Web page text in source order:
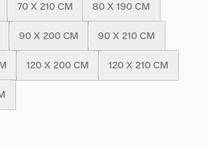
70 X 210 CM 80 X 190 CM
90 X 200 CM 90 X 210 CM
120 X 200 CM 120 X 210 CM